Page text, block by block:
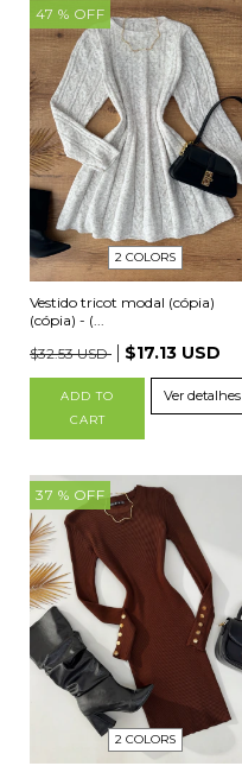
47 % OFF
2 COLORS
Vestido tricot modal (cópia)
(cópia) - (...
$32.53 USD
$17.13 USD
ADD TO
CART
Ver detalhes
37 % OFF
2 COLORS